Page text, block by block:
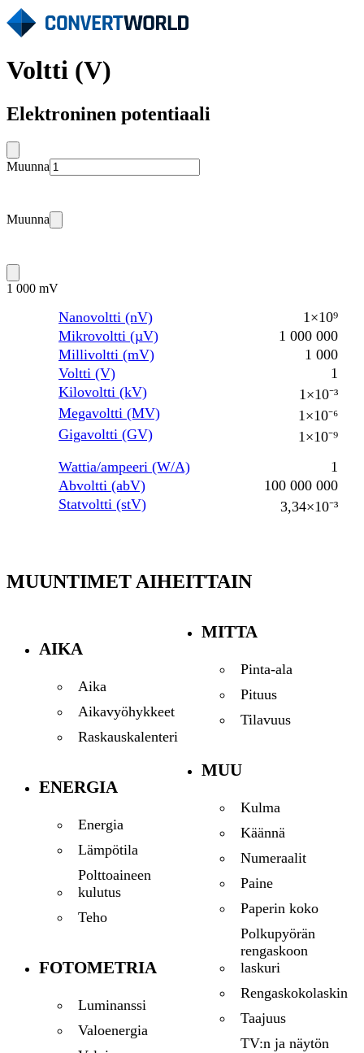
Voltti (V)
Elektroninen potentiaali
Muunna
Muunna
1 000 mV
Nanovoltti (nV)
1×10⁹
Mikrovoltti (µV)
1 000 000
Millivoltti (mV)
1 000
Voltti (V)
1
Kilovoltti (kV)
1×10⁻³
Megavoltti (MV)
1×10⁻⁶
Gigavoltti (GV)
1×10⁻⁹
Wattia/ampeeri (W/A)
1
Abvoltti (abV)
100 000 000
Statvoltti (stV)
3,34×10⁻³
MUUNTIMET AIHEITTAIN
AIKA
Aika
Aikavyöhykkeet
Raskauskalenteri
ENERGIA
Energia
Lämpötila
Polttoaineen
kulutus
Teho
FOTOMETRIA
Luminanssi
Valoenergia
MITTA
Pinta-ala
Pituus
Tilavuus
MUU
Kulma
Käännä
Numeraalit
Paine
Paperin koko
Polkupyörän
rengaskoon
laskuri
Rengaskokolaskin
Taajuus
TV:n ja näytön